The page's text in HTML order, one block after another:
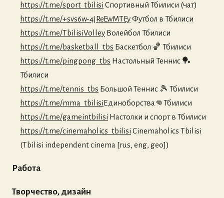
https://t.me/sport_tbilisi Спортивный Тбилиси (чат)
https://t.me/+svs6w-4jReEwMTEyФутбол в Тбилиси
https://t.me/TbilisiVolley Волейбол Тбилиси
https://t.me/basketball_tbs Баскетбол 🏀 Тбилиси
https://t.me/pingpong_tbs Настольный Теннис 🏓
Тбилиси
https://t.me/tennis_tbs Большой Теннис 🎾 Тбилиси
https://t.me/mma_tbilisiЕдиноборства👊Тбилиси
https://t.me/gameintbilisi Настолки и спорт в Тбилиси
https://t.me/cinemaholics_tbilisi Cinemaholics Tbilisi
(Tbilisi independent cinema [rus, eng, geo])
Работа
Творчество, дизайн